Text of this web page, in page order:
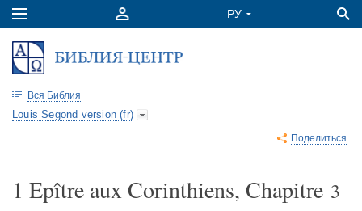
Вся Библия
Louis Segond version (fr)
Поделиться
1 Epître aux Corinthiens, Chapitre 3